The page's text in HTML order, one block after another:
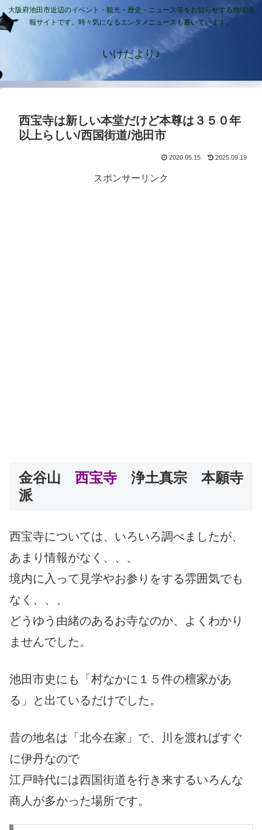
大阪府池田市近辺のイベント・観光・歴史・ニュース等をお知らせする地域情
報サイトです。時々気になるエンタメニュースも書いています。
いけだより♪
西宝寺は新しい本堂だけど本尊は３５０年
以上らしい/西国街道/池田市
2020.05.15 2025.09.19
スポンサーリンク
金谷山 西宝寺 浄土真宗 本願寺
派
西宝寺については、いろいろ調べましたが、
あまり情報がなく、、、
境内に入って見学やお参りをする雰囲気でも
なく、、、
どうゆう由緒のあるお寺なのか、よくわかり
ませんでした。
池田市史にも「村なかに１５件の檀家があ
る」と出ているだけでした。
昔の地名は「北今在家」で、川を渡ればすぐ
に伊丹なので
江戸時代には西国街道を行き来するいろんな
商人が多かった場所です。